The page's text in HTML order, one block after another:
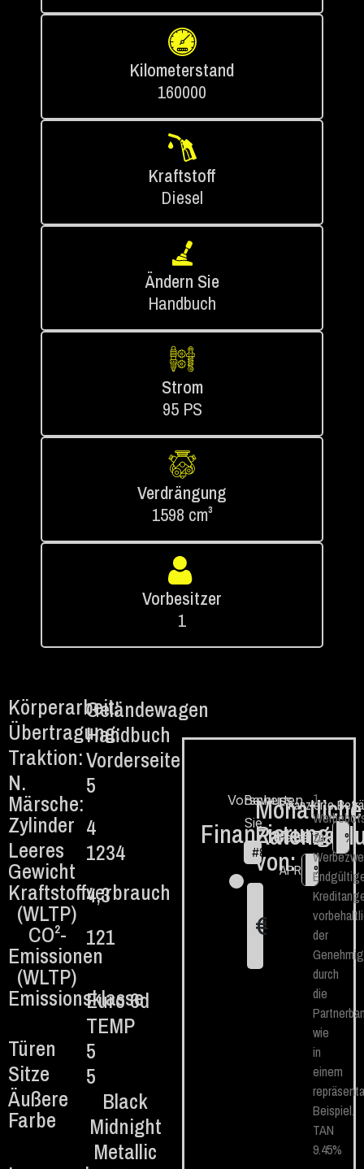
Kilometerstand
160000
Kraftstoff
Diesel
Ändern Sie
Handbuch
Strom
95 PS
Verdrängung
1598 cm³
Vorbesitzer
1
Körperarbeit:Geländewagen
Übertragung:Handbuch
Traktion:Vorderseite
N.
Märsche:
5
Zylinder 4
Leeres
Gewicht
1234
Kraftstoffverbrauch
(WLTP)
4,3
CO²-
Emissionen
(WLTP)
121
Emissionsklasse
Euro 6d
TEMP
Türen
5
Sitze
5
Äußere
Farbe
Black
Midnight
Metallic
Finanzierung
Vorschuss
€
Bewerten
Sie
#84
Monatliche
von:
€
1
Finanzierte
Feste TAN
%
APR
%
1.
zu
der
durch
die
wie
in
einem
Beispiel.
TAN
9.45%